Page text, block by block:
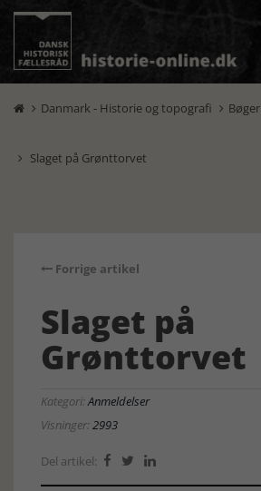
 Danmark - Historie og topografi  Bøger
 Slaget på Grønttorvet
Forrige artikel
Slaget på
Grønttorvet
Kategori:Anmeldelser
Visninger:2993
Del artikel:   